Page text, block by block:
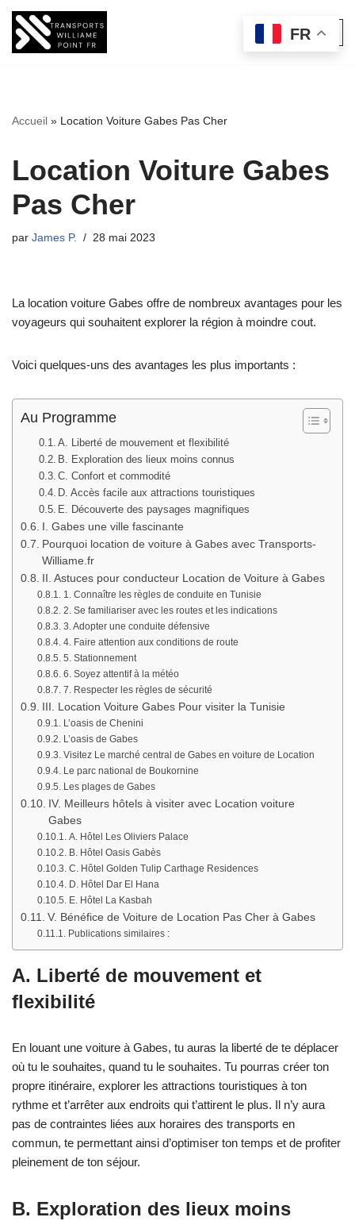
Aller
Accueil » Location Voiture Gabes Pas Cher
Location Voiture Gabes
Pas Cher
par James P. 28 mai 2023
La location voiture Gabes offre de nombreux avantages pour les
voyageurs qui souhaitent explorer la région à moindre cout.
Voici quelques-uns des avantages les plus importants :
Au Programme
A. Liberté de mouvement et flexibilité
B. Exploration des lieux moins connus
C. Confort et commodité
D. Accès facile aux attractions touristiques
E. Découverte des paysages magnifiques
I. Gabes une ville fascinante
Pourquoi location de voiture à Gabes avec Transports-
Williame.fr
II. Astuces pour conducteur Location de Voiture à Gabes
1. Connaître les règles de conduite en Tunisie
2. Se familiariser avec les routes et les indications
3. Adopter une conduite défensive
4. Faire attention aux conditions de route
5. Stationnement
6. Soyez attentif à la météo
7. Respecter les règles de sécurité
III. Location Voiture Gabes Pour visiter la Tunisie
L’oasis de Chenini
L’oasis de Gabes
Visitez Le marché central de Gabes en voiture de Location
Le parc national de Boukornine
Les plages de Gabes
IV. Meilleurs hôtels à visiter avec Location voiture
Gabes
A. Hôtel Les Oliviers Palace
B. Hôtel Oasis Gabès
C. Hôtel Golden Tulip Carthage Residences
D. Hôtel Dar El Hana
E. Hôtel La Kasbah
V. Bénéfice de Voiture de Location Pas Cher à Gabes
Publications similaires :
A. Liberté de mouvement et
flexibilité
En louant une voiture à Gabes, tu auras la liberté de te déplacer
où tu le souhaites, quand tu le souhaites. Tu pourras créer ton
propre itinéraire, explorer les attractions touristiques à ton
rythme et t’arrêter aux endroits qui t’attirent le plus. Il n’y aura
pas de contraintes liées aux horaires des transports en
commun, te permettant ainsi d’optimiser ton temps et de profiter
pleinement de ton séjour.
B. Exploration des lieux moins
FR